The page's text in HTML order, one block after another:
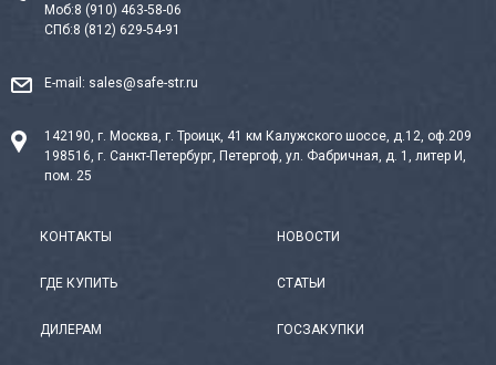
Моб:8 (910) 463-58-06
СПб:8 (812) 629-54-91
E-mail: sales@safe-str.ru
142190, г. Москва, г. Троицк, 41 км Калужского шоссе, д.12, оф.209
198516, г. Санкт-Петербург, Петергоф, ул. Фабричная, д. 1, литер И,
пом. 25
КОНТАКТЫ
ГДЕ КУПИТЬ
ДИЛЕРАМ
НОВОСТИ
СТАТЬИ
ГОСЗАКУПКИ